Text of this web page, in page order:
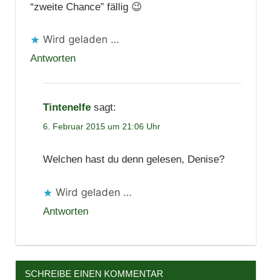
“zweite Chance” fällig 😉
Wird geladen …
Antworten
Tintenelfe sagt:
6. Februar 2015 um 21:06 Uhr
Welchen hast du denn gelesen, Denise?
Wird geladen …
Antworten
SCHREIBE EINEN KOMMENTAR